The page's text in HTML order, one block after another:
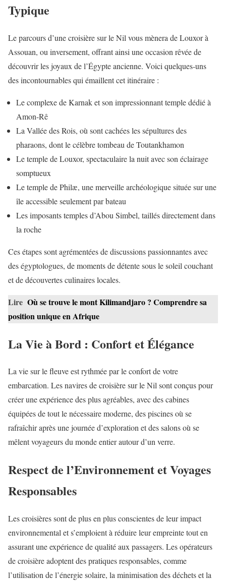
Typique
Le parcours d’une croisière sur le Nil vous mènera de Louxor à
Assouan, ou inversement, offrant ainsi une occasion rêvée de
découvrir les joyaux de l’Égypte ancienne. Voici quelques-uns
des incontournables qui émaillent cet itinéraire :
Le complexe de Karnak et son impressionnant temple dédié à
Amon-Rê
La Vallée des Rois, où sont cachées les sépultures des
pharaons, dont le célèbre tombeau de Toutankhamon
Le temple de Louxor, spectaculaire la nuit avec son éclairage
somptueux
Le temple de Philæ, une merveille archéologique située sur une
île accessible seulement par bateau
Les imposants temples d’Abou Simbel, taillés directement dans
la roche
Ces étapes sont agrémentées de discussions passionnantes avec
des égyptologues, de moments de détente sous le soleil couchant
et de découvertes culinaires locales.
Lire Où se trouve le mont Kilimandjaro ? Comprendre sa
position unique en Afrique
La Vie à Bord : Confort et Élégance
La vie sur le fleuve est rythmée par le confort de votre
embarcation. Les navires de croisière sur le Nil sont conçus pour
créer une expérience des plus agréables, avec des cabines
équipées de tout le nécessaire moderne, des piscines où se
rafraîchir après une journée d’exploration et des salons où se
mêlent voyageurs du monde entier autour d’un verre.
Respect de l’Environnement et Voyages
Responsables
Les croisières sont de plus en plus conscientes de leur impact
environnemental et s’emploient à réduire leur empreinte tout en
assurant une expérience de qualité aux passagers. Les opérateurs
de croisière adoptent des pratiques responsables, comme
l’utilisation de l’énergie solaire, la minimisation des déchets et la